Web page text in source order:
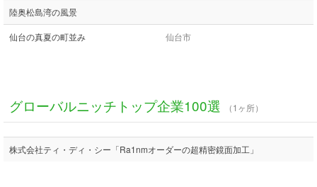
陸奥松島湾の風景
仙台の真夏の町並み 仙台市
グローバルニッチトップ企業100選 （1ヶ所）
株式会社ティ・ディ・シー「Ra1nmオーダーの超精密鏡面加工」